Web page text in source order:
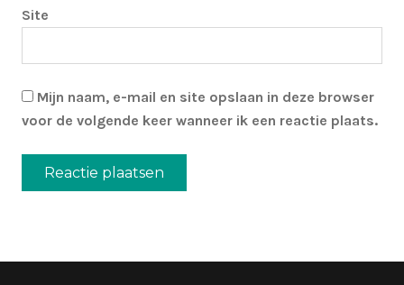
Site
Mijn naam, e-mail en site opslaan in deze browser
voor de volgende keer wanneer ik een reactie plaats.